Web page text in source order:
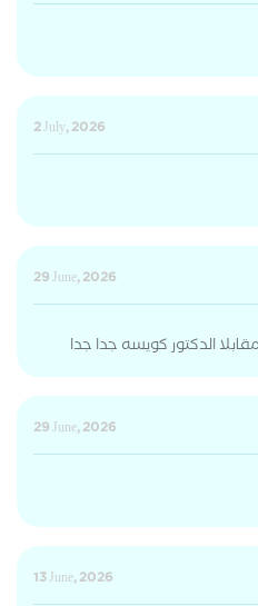
2 July, 2026
29 June, 2026
الدكتور كويسه جدا جدا
29 June, 2026
13 June, 2026